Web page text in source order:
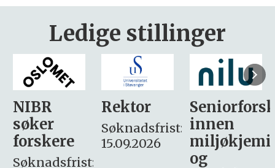
Ledige stillinger
Rektor
Søknadsfrist:
15.09.2026
Seniorforsker
innen
miljøkjemi
søker
– fast